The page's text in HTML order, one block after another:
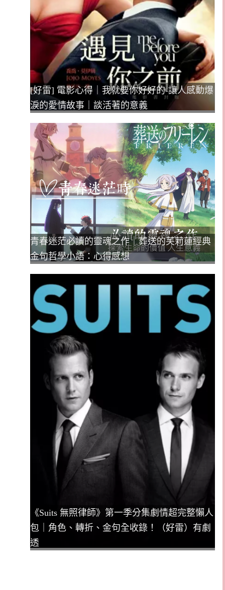
[好雷] 電影心得｜我就要你好好的-讓人感動爆
淚的愛情故事｜談活著的意義
青春迷茫必讀的靈魂之作｜葬送的芙莉蓮經典
金句哲學小語：心得感想
《Suits 無照律師》第一季分集劇情超完整懶人
包｜角色、轉折、金句全收錄！（好雷）有劇
透